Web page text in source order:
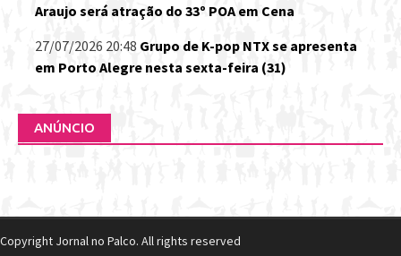
Araujo será atração do 33º POA em Cena
27/07/2026 20:48 Grupo de K-pop NTX se apresenta
em Porto Alegre nesta sexta-feira (31)
ANÚNCIO
Copyright Jornal no Palco. All rights reserved